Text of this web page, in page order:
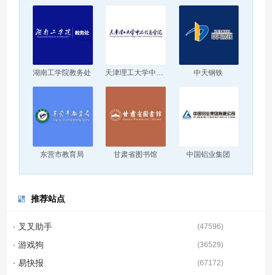
湖南工学院教务处 天津理工大学中环信息学院 中天钢铁
东营市教育局 甘肃省图书馆 中国铝业集团
推荐站点
· 叉叉助手 (47596)
· 游戏狗 (36529)
· 易快报 (67172)